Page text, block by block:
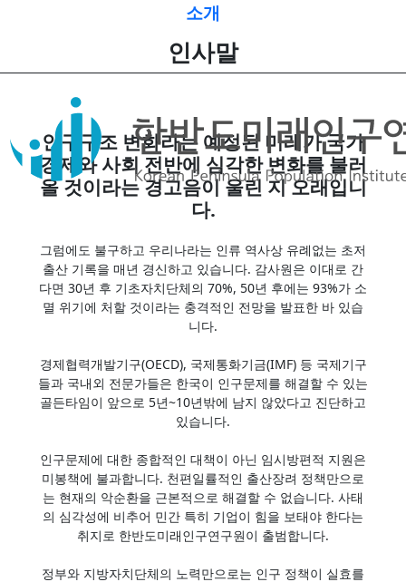
소개
인사말
인구구조 변화라는 예정된 미래가 국가
경제와 사회 전반에 심각한 변화를 불러
올 것이라는 경고음이 울린 지 오래입니
다.
그럼에도 불구하고 우리나라는 인류 역사상 유례없는 초저
출산 기록을 매년 경신하고 있습니다. 감사원은 이대로 간
다면 30년 후 기초자치단체의 70%, 50년 후에는 93%가 소
멸 위기에 처할 것이라는 충격적인 전망을 발표한 바 있습
니다.
경제협력개발기구(OECD), 국제통화기금(IMF) 등 국제기구
들과 국내외 전문가들은 한국이 인구문제를 해결할 수 있는
골든타임이 앞으로 5년~10년밖에 남지 않았다고 진단하고
있습니다.
인구문제에 대한 종합적인 대책이 아닌 임시방편적 지원은
미봉책에 불과합니다. 천편일률적인 출산장려 정책만으로
는 현재의 악순환을 근본적으로 해결할 수 없습니다. 사태
의 심각성에 비추어 민간 특히 기업이 힘을 보태야 한다는
취지로 한반도미래인구연구원이 출범합니다.
정부와 지방자치단체의 노력만으로는 인구 정책이 실효를